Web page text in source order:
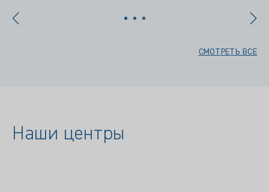
СМОТРЕТЬ ВСЕ
Наши центры